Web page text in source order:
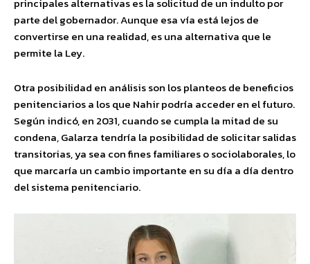
parte del gobernador. Aunque esa vía está lejos de
convertirse en una realidad, es una alternativa que le
permite la Ley.
Otra posibilidad en análisis son los planteos de beneficios
penitenciarios a los que Nahir podría acceder en el futuro.
Según indicó, en 2031, cuando se cumpla la mitad de su
condena, Galarza tendría la posibilidad de solicitar salidas
transitorias, ya sea con fines familiares o sociolaborales, lo
que marcaría un cambio importante en su día a día dentro
del sistema penitenciario.